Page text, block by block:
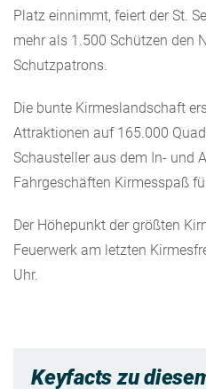
Platz einnimmt, feiert der St.
mehr als 1.500 Schützen den
Schutzpatrons.
Die bunte Kirmeslandschaft
Attraktionen auf 165.000
Schausteller aus dem In- und
Fahrgeschäften Kirmesspaß
Der Höhepunkt der größten
Feuerwerk am letzten
Uhr.
Keyfacts zu